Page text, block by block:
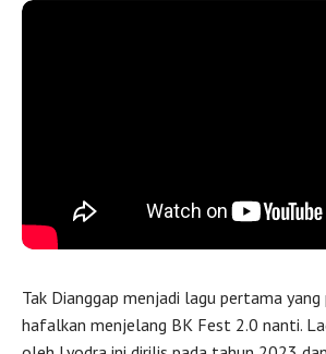
Tak Dianggap menjadi lagu pertama
hafalkan menjelang BK Fest 2.0 nanti.